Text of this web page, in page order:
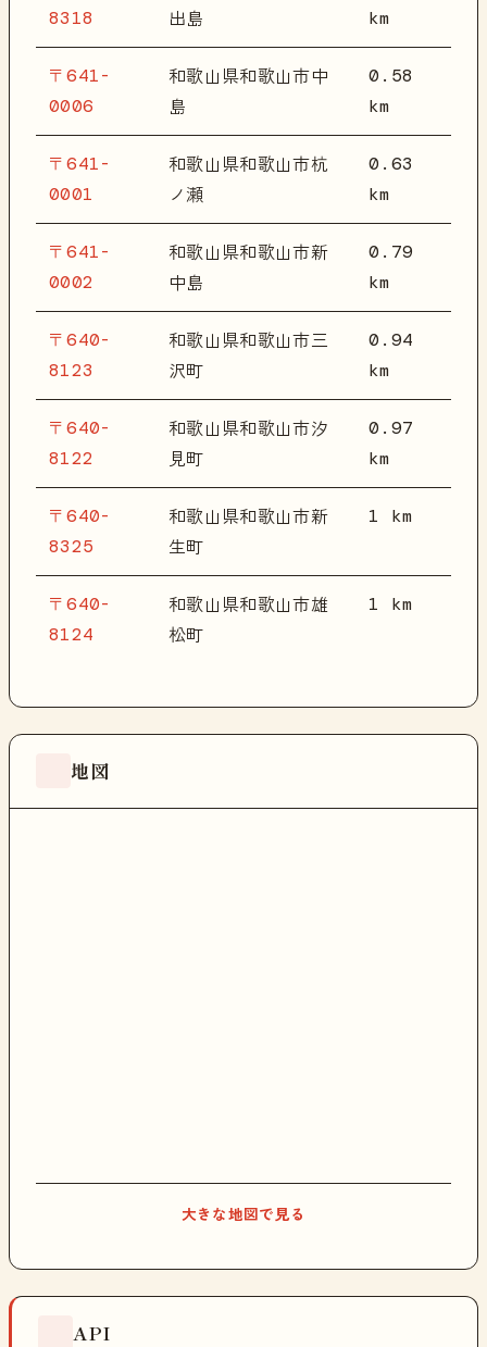
8318 出島 km
〒641-
0006
和歌山県和歌山市中
島
0.58
km
〒641-
0001
和歌山県和歌山市杭
ノ瀬
0.63
km
〒641-
0002
和歌山県和歌山市新
中島
0.79
km
〒640-
8123
和歌山県和歌山市三
沢町
0.94
km
〒640-
8122
和歌山県和歌山市汐
見町
0.97
km
〒640-
8325
和歌山県和歌山市新
生町
1 km
〒640-
8124
和歌山県和歌山市雄
松町
1 km
地図
大きな地図で見る
API